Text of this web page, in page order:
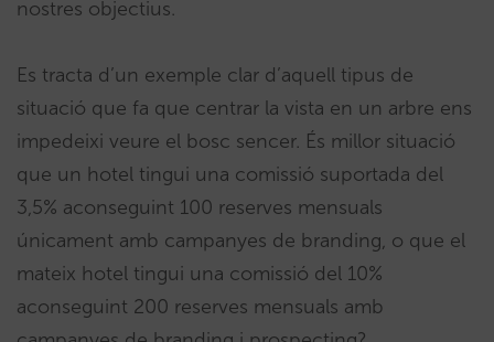
nostres objectius.
Es tracta d’un exemple clar d’aquell tipus de
situació que fa que centrar la vista en un arbre ens
impedeixi veure el bosc sencer. És millor situació
que un hotel tingui una comissió suportada del
3,5% aconseguint 100 reserves mensuals
únicament amb campanyes de branding, o que el
mateix hotel tingui una comissió del 10%
aconseguint 200 reserves mensuals amb